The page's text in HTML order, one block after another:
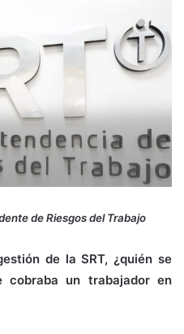
de Riesgos del Trabajo
de la SRT, ¿quién se
cobraba un trabajador en